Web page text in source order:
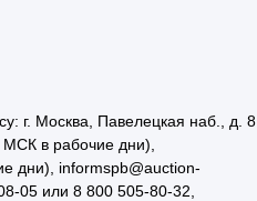
г. Москва, Павелецкая наб., д.
в рабочие дни),
дни), informspb@auction-
05 или 8 800 505-80-32,